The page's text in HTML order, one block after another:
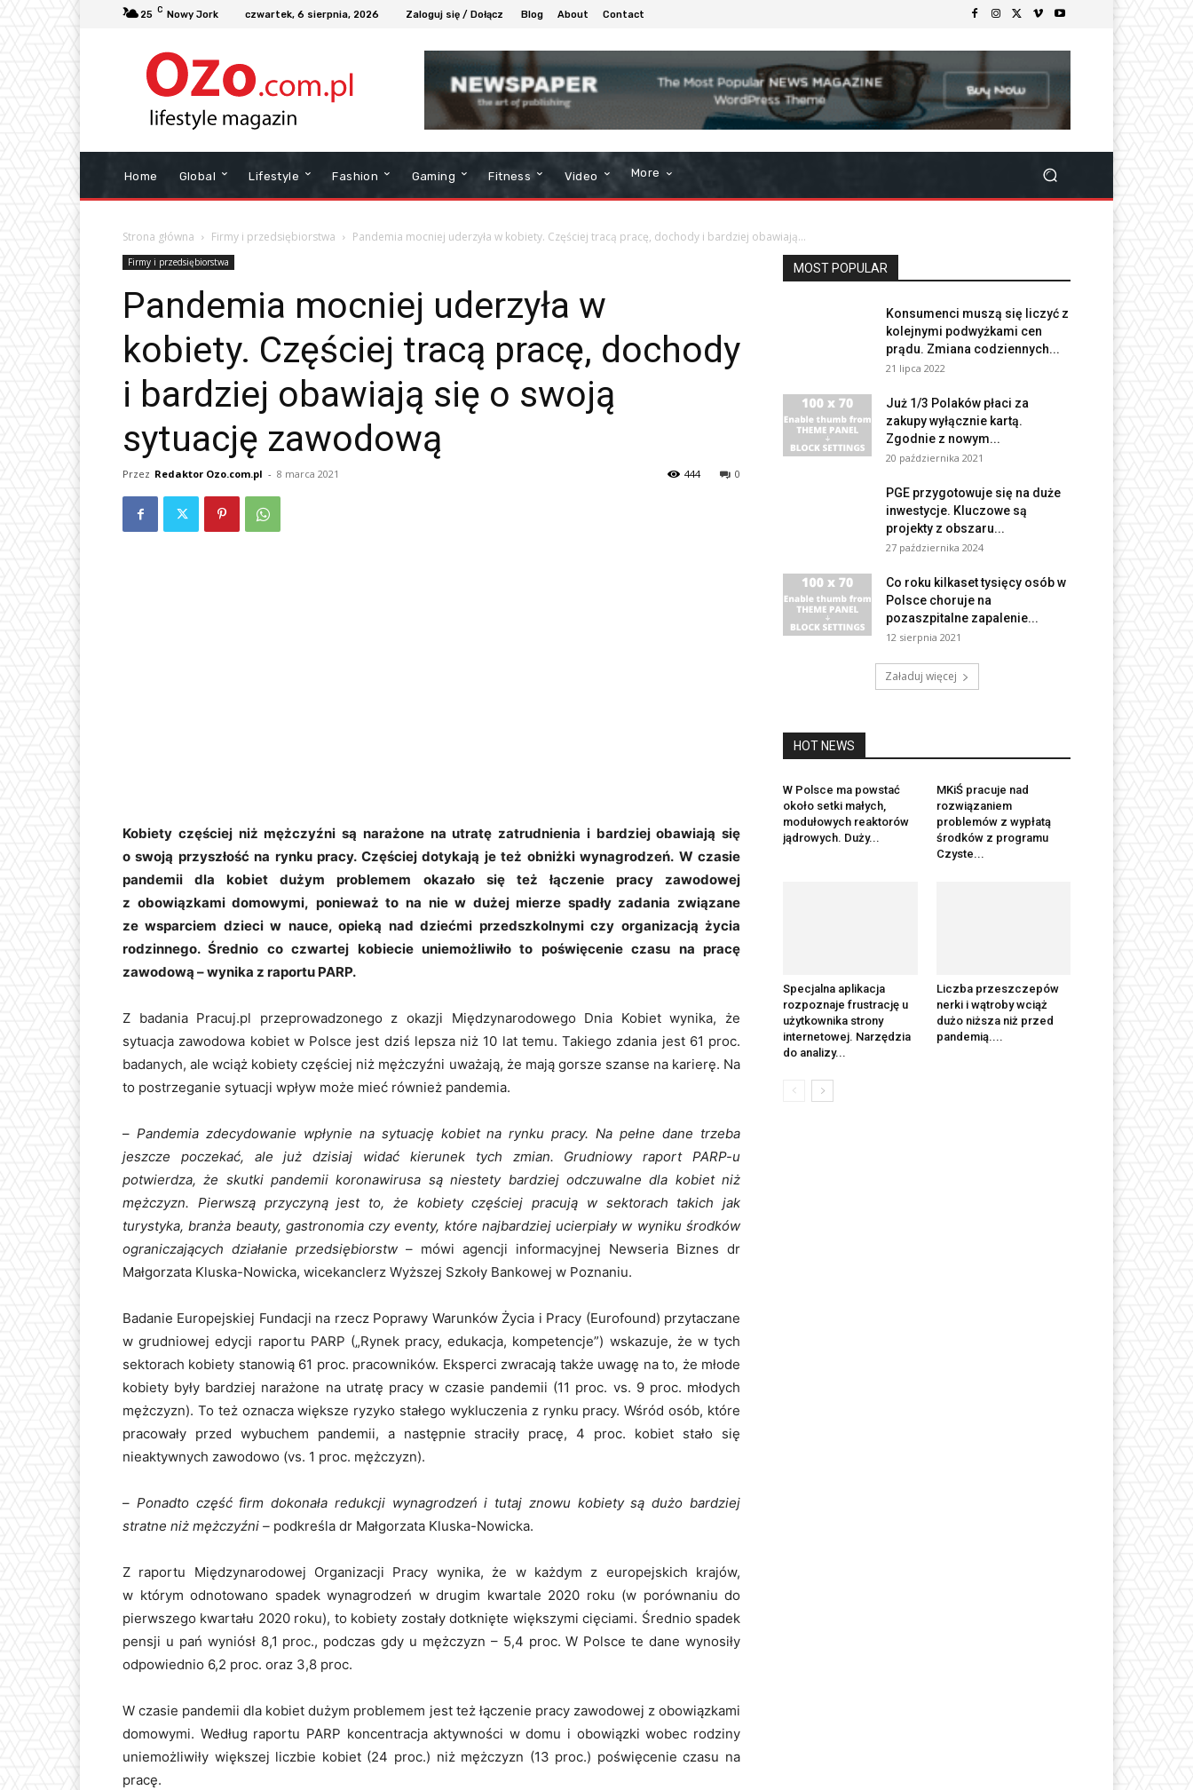
25 C Nowy Jork czwartek, 6 sierpnia, 2026 Zaloguj się / Dołącz Blog About Contact
Home Global Lifestyle Fashion Gaming Fitness Video More
Strona główna Firmy i przedsiębiorstwa Pandemia mocniej uderzyła w kobiety. Częściej tracą pracę, dochody i bardziej obawiają...
Firmy i przedsiębiorstwa
Pandemia mocniej uderzyła w
kobiety. Częściej tracą pracę, dochody
i bardziej obawiają się o swoją
sytuację zawodową
Przez Redaktor Ozo.com.pl - 8 marca 2021 0
444
Kobiety częściej niż mężczyźni są narażone na utratę zatrudnienia i bardziej obawiają się
o swoją przyszłość na rynku pracy. Częściej dotykają je też obniżki wynagrodzeń. W czasie
pandemii dla kobiet dużym problemem okazało się też łączenie pracy zawodowej
z obowiązkami domowymi, ponieważ to na nie w dużej mierze spadły zadania związane
ze wsparciem dzieci w nauce, opieką nad dziećmi przedszkolnymi czy organizacją życia
rodzinnego. Średnio co czwartej kobiecie uniemożliwiło to poświęcenie czasu na pracę
zawodową – wynika z raportu PARP.
Z badania Pracuj.pl przeprowadzonego z okazji Międzynarodowego Dnia Kobiet wynika, że
sytuacja zawodowa kobiet w Polsce jest dziś lepsza niż 10 lat temu. Takiego zdania jest 61 proc.
badanych, ale wciąż kobiety częściej niż mężczyźni uważają, że mają gorsze szanse na karierę. Na
to postrzeganie sytuacji wpływ może mieć również pandemia.
– Pandemia zdecydowanie wpłynie na sytuację kobiet na rynku pracy. Na pełne dane trzeba
jeszcze poczekać, ale już dzisiaj widać kierunek tych zmian. Grudniowy raport PARP-u
potwierdza, że skutki pandemii koronawirusa są niestety bardziej odczuwalne dla kobiet niż
mężczyzn. Pierwszą przyczyną jest to, że kobiety częściej pracują w sektorach takich jak
turystyka, branża beauty, gastronomia czy eventy, które najbardziej ucierpiały w wyniku środków
ograniczających działanie przedsiębiorstw – mówi agencji informacyjnej Newseria Biznes dr
Małgorzata Kluska-Nowicka, wicekanclerz Wyższej Szkoły Bankowej w Poznaniu.
Badanie Europejskiej Fundacji na rzecz Poprawy Warunków Życia i Pracy (Eurofound) przytaczane
w grudniowej edycji raportu PARP („Rynek pracy, edukacja, kompetencje”) wskazuje, że w tych
sektorach kobiety stanowią 61 proc. pracowników. Eksperci zwracają także uwagę na to, że młode
kobiety były bardziej narażone na utratę pracy w czasie pandemii (11 proc. vs. 9 proc. młodych
mężczyzn). To też oznacza większe ryzyko stałego wykluczenia z rynku pracy. Wśród osób, które
pracowały przed wybuchem pandemii, a następnie straciły pracę, 4 proc. kobiet stało się
nieaktywnych zawodowo (vs. 1 proc. mężczyzn).
– Ponadto część firm dokonała redukcji wynagrodzeń i tutaj znowu kobiety są dużo bardziej
stratne niż mężczyźni – podkreśla dr Małgorzata Kluska-Nowicka.
Z raportu Międzynarodowej Organizacji Pracy wynika, że w każdym z europejskich krajów,
w którym odnotowano spadek wynagrodzeń w drugim kwartale 2020 roku (w porównaniu do
pierwszego kwartału 2020 roku), to kobiety zostały dotknięte większymi cięciami. Średnio spadek
pensji u pań wyniósł 8,1 proc., podczas gdy u mężczyzn – 5,4 proc. W Polsce te dane wynosiły
odpowiednio 6,2 proc. oraz 3,8 proc.
W czasie pandemii dla kobiet dużym problemem jest też łączenie pracy zawodowej z obowiązkami
domowymi. Według raportu PARP koncentracja aktywności w domu i obowiązki wobec rodziny
uniemożliwiły większej liczbie kobiet (24 proc.) niż mężczyzn (13 proc.) poświęcenie czasu na
pracę.
MOST POPULAR
Konsumenci muszą się liczyć z
kolejnymi podwyżkami cen
prądu. Zmiana codziennych...
21 lipca 2022
Już 1/3 Polaków płaci za
zakupy wyłącznie kartą.
Zgodnie z nowym...
20 października 2021
PGE przygotowuje się na duże
inwestycje. Kluczowe są
projekty z obszaru...
27 października 2024
Co roku kilkaset tysięcy osób w
Polsce choruje na
pozaszpitalne zapalenie...
12 sierpnia 2021
Załaduj więcej
HOT NEWS
W Polsce ma powstać
około setki małych,
modułowych reaktorów
jądrowych. Duży...
MKiŚ pracuje nad
rozwiązaniem
problemów z wypłatą
środków z programu
Czyste...
Specjalna aplikacja
rozpoznaje frustrację u
użytkownika strony
internetowej. Narzędzia
do analizy...
Liczba przeszczepów
nerki i wątroby wciąż
dużo niższa niż przed
pandemią....